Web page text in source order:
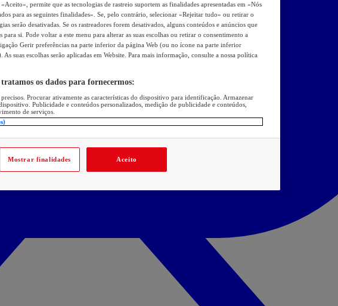
permite que as tecnologias de rastreio suportem as finalidades apresentadas em «Nós
para as seguintes finalidades». Se, pelo contrário, selecionar «Rejeitar tudo» ou retirar o
serão desativadas. Se os rastreadores forem desativados, alguns conteúdos e anúncios que
para si. Pode voltar a este menu para alterar as suas escolhas ou retirar o consentimento a
Gerir preferências na parte inferior da página Web (ou no ícone na parte inferior
As suas escolhas serão aplicadas em Website. Para mais informação, consulte a nossa política
tratamos os dados para fornecermos:
Procurar ativamente as características do dispositivo para identificação. Armazenar
Publicidade e conteúdos personalizados, medição de publicidade e conteúdos,
de serviços.
Mostrar finalidades Aceito